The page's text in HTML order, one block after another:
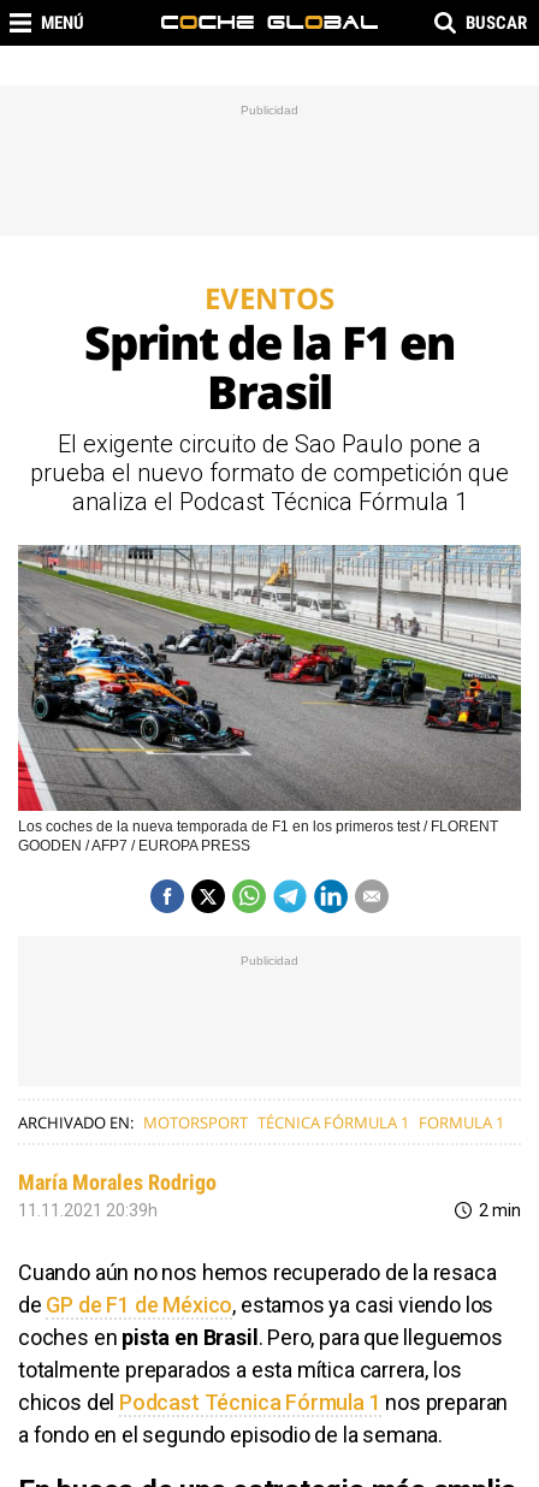
MENÚ BUSCAR
EVENTOS
Sprint de la F1 en
Brasil
El exigente circuito de Sao Paulo pone a
prueba el nuevo formato de competición que
analiza el Podcast Técnica Fórmula 1
Los coches de la nueva temporada de F1 en los primeros test / FLORENT
GOODEN / AFP7 / EUROPA PRESS
ARCHIVADO EN: MOTORSPORT TÉCNICA FÓRMULA 1 FORMULA 1
María Morales Rodrigo
11.11.2021 20:39h 2 min
Cuando aún no nos hemos recuperado de la resaca
de GP de F1 de México, estamos ya casi viendo los
coches en pista en Brasil. Pero, para que lleguemos
totalmente preparados a esta mítica carrera, los
chicos del Podcast Técnica Fórmula 1 nos preparan
a fondo en el segundo episodio de la semana.